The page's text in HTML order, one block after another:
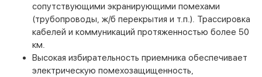
сопутствующими экранирующими помехами
(трубопроводы, ж/б перекрытия и т.п.). Трассировка
кабелей и коммуникаций протяженностью более 50
км.
Высокая избирательность приемника обеспечивает
электрическую помехозащищенность,